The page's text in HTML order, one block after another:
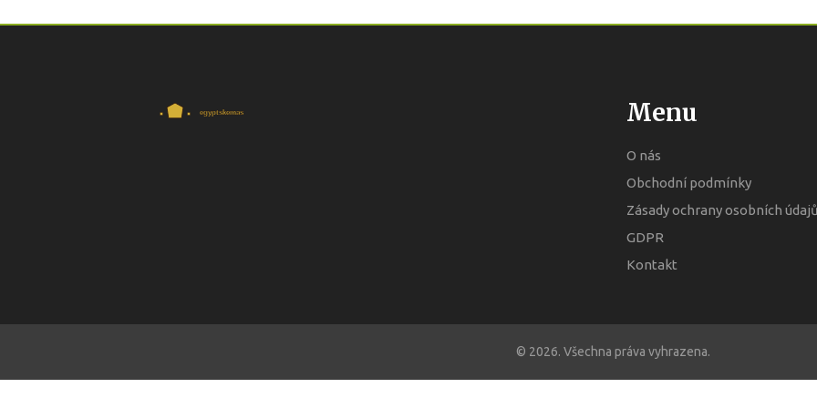
Menu
O nás
Obchodní podmínky
Zásady ochrany osobních
GDPR
Kontakt
© 2026. Všechna práva vyhrazena.